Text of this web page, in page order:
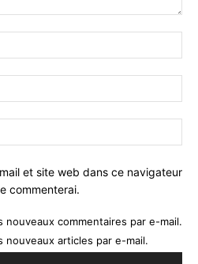
:*
:*
:
et site web dans ce navigateur
commenterai.
nouveaux commentaires par e-mail.
nouveaux articles par e-mail.